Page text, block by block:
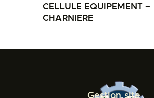
CELLULE EQUIPEMENT –
CHARNIERE
Gestion site